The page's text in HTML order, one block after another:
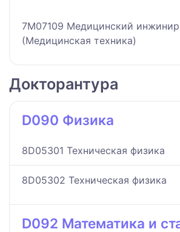
7M07109 Медицинский
(Медицинская техника)
Докторантура
D090 Физика
8D05301 Техническая физика
8D05302 Техническая физика
D092 Математика и